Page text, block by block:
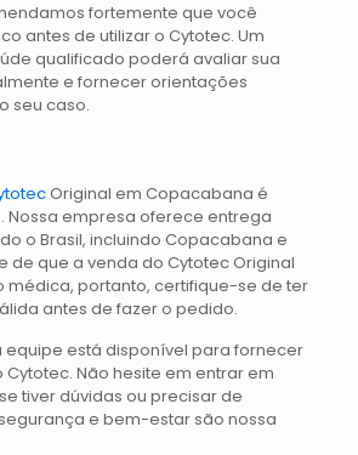
fortemente que você
antes de utilizar o Cytotec. Um
qualificado poderá avaliar sua
e fornecer orientações
seu caso.
Original em Copacabana é
Nossa empresa oferece entrega
o Brasil, incluindo Copacabana e
de que a venda do Cytotec Original
médica, portanto, certifique-se de ter
antes de fazer o pedido.
equipe está disponível para fornecer
Não hesite em entrar em
tiver dúvidas ou precisar de
e bem-estar são nossa